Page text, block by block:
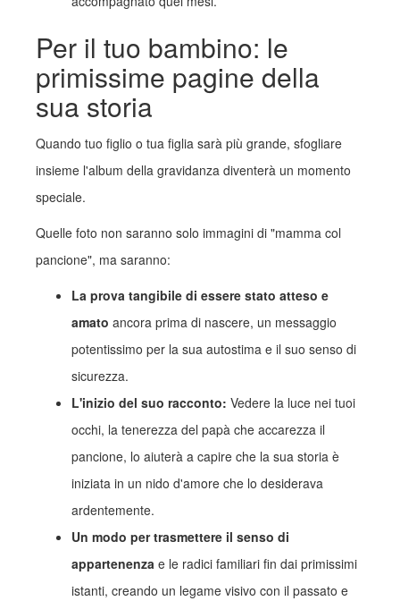
Per il tuo bambino: le
primissime pagine della
sua storia
Quando tuo figlio o tua figlia sarà più grande, sfogliare
insieme l'album della gravidanza diventerà un momento
speciale.
Quelle foto non saranno solo immagini di "mamma col
pancione", ma saranno:
La prova tangibile di essere stato atteso e
amato ancora prima di nascere, un messaggio
potentissimo per la sua autostima e il suo senso di
sicurezza.
L'inizio del suo racconto: Vedere la luce nei tuoi
occhi, la tenerezza del papà che accarezza il
pancione, lo aiuterà a capire che la sua storia è
iniziata in un nido d'amore che lo desiderava
ardentemente.
Un modo per trasmettere il senso di
appartenenza e le radici familiari fin dai primissimi
istanti, creando un legame visivo con il passato e